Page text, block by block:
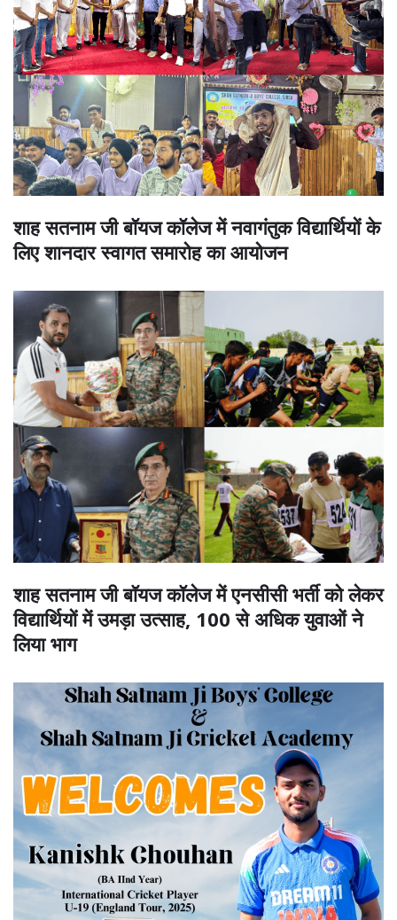
शाह सतनाम जी बॉयज कॉलेज में नवागंतुक विद्यार्थियों के
लिए शानदार स्वागत समारोह का आयोजन
शाह सतनाम जी बॉयज कॉलेज में एनसीसी भर्ती को लेकर
विद्यार्थियों में उमड़ा उत्साह, 100 से अधिक युवाओं ने
लिया भाग